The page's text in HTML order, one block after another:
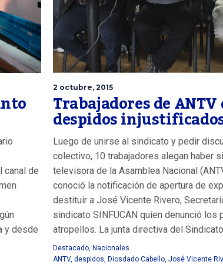
canal de
y desde
2 octubre, 2015
Trabajadores de
despidos
Luego de unirse al sindicato y pedir
colectivo, 10 trabajadores alegan haber
televisora de la Asamblea Nacional
conoció la notificación de apertura de
destituir a José Vicente Rivero,
sindicato SINFUCAN quien denunció los
atropellos. La junta directiva del
Destacado Nacionales
ANTV, despidos Diosdado Cabello José Vicente